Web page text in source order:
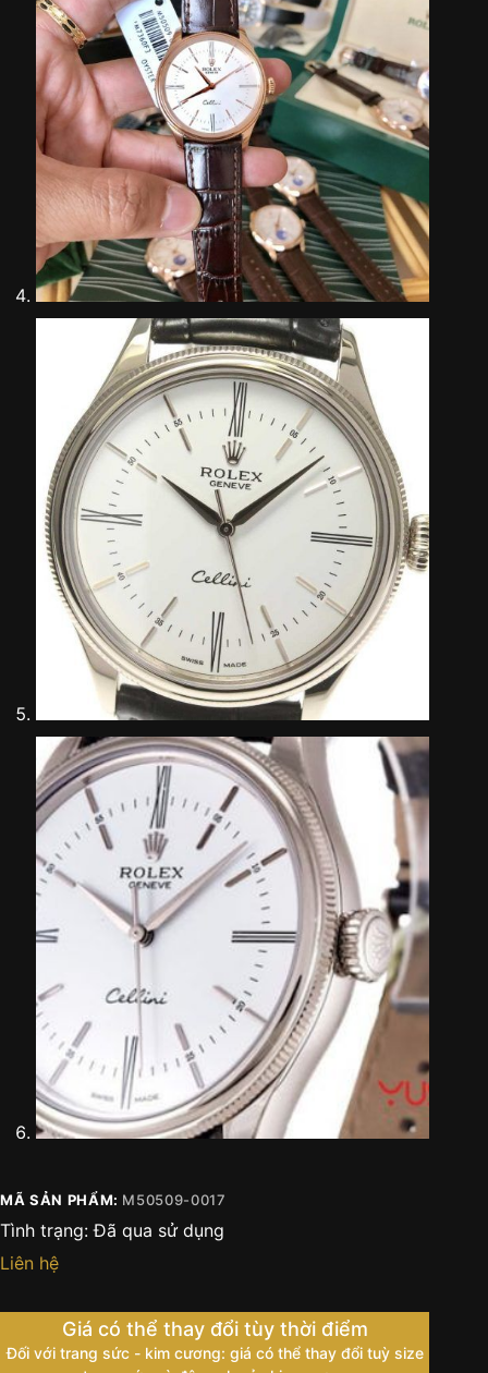
MÃ SẢN PHẨM: M50509-0017
Tình trạng: Đã qua sử dụng
Liên hệ
Giá có thể thay đổi tùy thời điểm
Đối với trang sức - kim cương: giá có thể thay đổi tuỳ size